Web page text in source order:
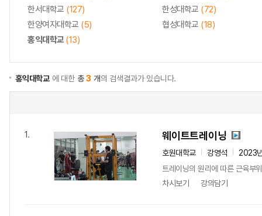
한서대학교 (127) 한성대학교 (72)
한양여자대학교 (5) 협성대학교 (18)
홍익대학교(13)
홍익대학교 에 대한 총3 개의 검색결과가 있습니다.
1. 웨이트트레이닝
호원대학교 강영석
2023
트레이닝의 원리에 따른 근육부
차시보기
강의담기